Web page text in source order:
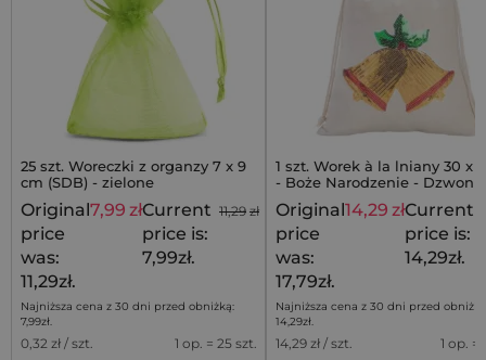
25 szt. Woreczki z organzy 7 x 9
cm (SDB) - zielone
11,29 zł
Original
price
was:
11,29zł.
7,99 złCurrent
price is:
7,99zł.
Najniższa cena z 30 dni przed obniżką:
7,99zł.
0,32 zł / szt. 1 op. = 25 szt.
1 szt. Worek à la lniany 30 x
- Boże Narodzenie - Dzwonki
Original
price
was:
17,79zł.
14,29 złCurrent
price is:
14,29zł.
Najniższa cena z 30 dni przed
14,29zł.
14,29 zł / szt. 1 op. =